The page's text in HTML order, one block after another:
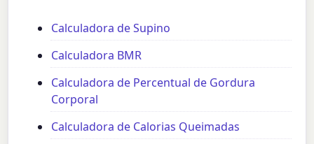
Calculadora de Supino
Calculadora BMR
Calculadora de Percentual de Gordura
Corporal
Calculadora de Calorias Queimadas